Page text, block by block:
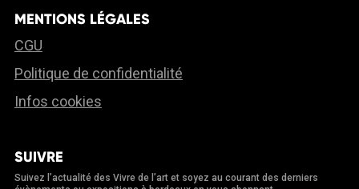
MENTIONS LÉGALES
CGU
Politique de confidentialité
Infos cookies
SUIVRE
Suivez l’actualité des Vivre de l’art et soyez au courant des derniers